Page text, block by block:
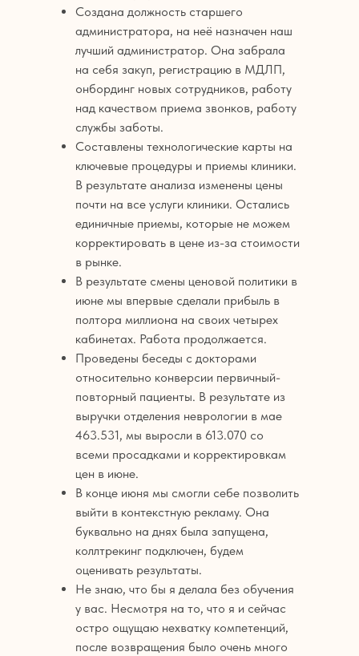
Создана должность старшего
администратора, на неё назначен наш
лучший администратор. Она забрала
на себя закуп, регистрацию в МДЛП,
онбординг новых сотрудников, работу
над качеством приема звонков, работу
службы заботы.
Составлены технологические карты на
ключевые процедуры и приемы клиники.
В результате анализа изменены цены
почти на все услуги клиники. Остались
единичные приемы, которые не можем
корректировать в цене из-за стоимости
в рынке.
В результате смены ценовой политики в
июне мы впервые сделали прибыль в
полтора миллиона на своих четырех
кабинетах. Работа продолжается.
Проведены беседы с докторами
относительно конверсии первичный-
повторный пациенты. В результате из
выручки отделения неврологии в мае
463.531, мы выросли в 613.070 со
всеми просадками и корректировкам
цен в июне.
В конце июня мы смогли себе позволить
выйти в контекстную рекламу. Она
буквально на днях была запущена,
коллтрекинг подключен, будем
оценивать результаты.
Не знаю, что бы я делала без обучения
у вас. Несмотря на то, что я и сейчас
остро ощущаю нехватку компетенций,
после возвращения было очень много